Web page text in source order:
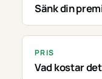
Sänk din
PRIS
Vad kostar